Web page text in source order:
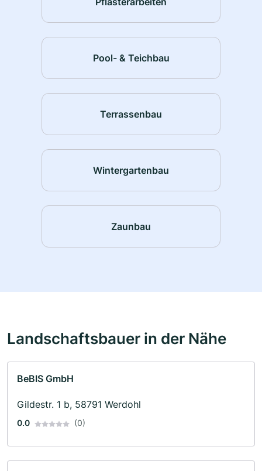
Pool- & Teichbau
Terrassenbau
Wintergartenbau
Zaunbau
Landschaftsbauer in der Nähe
BeBIS GmbH
Gildestr. 1 b, 58791 Werdohl
0.0 (0)